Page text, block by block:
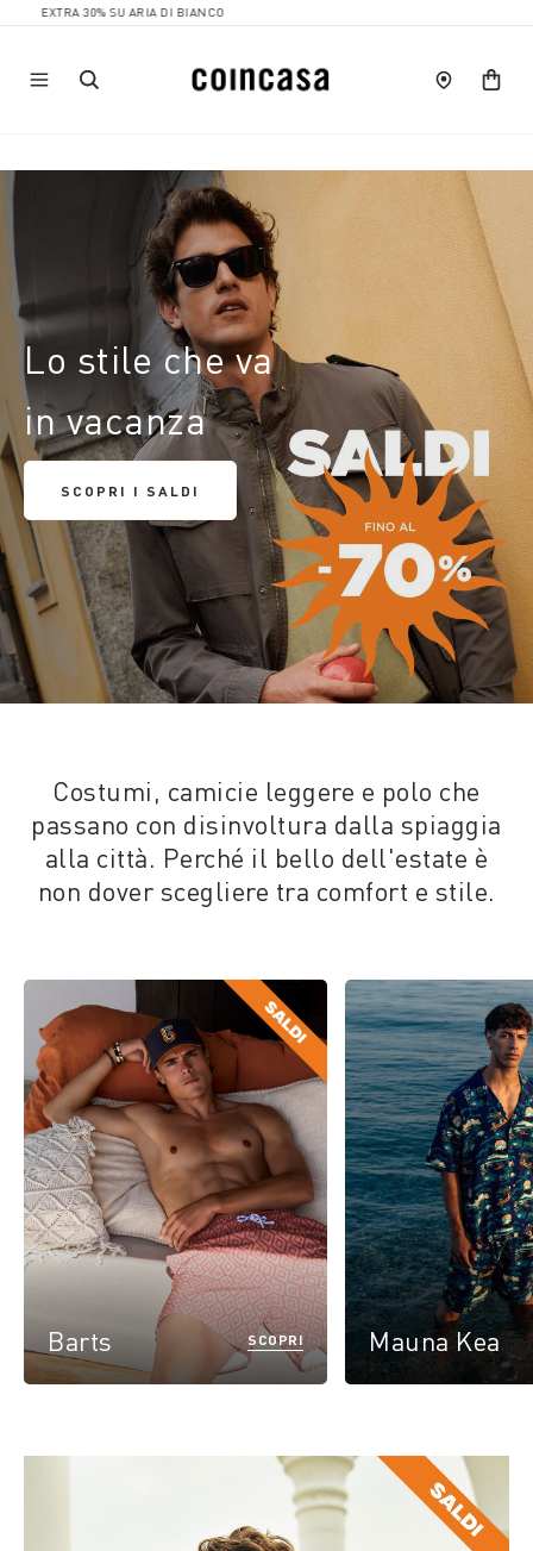
30% SU ARIA DI BIANCO
Lo stile che va
in vacanza
SCOPRI I SALDI
Costumi, camicie leggere e polo che
passano con disinvoltura dalla spiaggia
alla città. Perché il bello dell'estate è
non dover scegliere tra comfort e stile.
Barts SCOPRI Mauna Kea